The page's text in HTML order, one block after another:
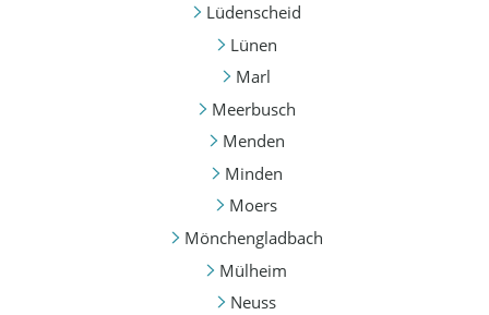
Lüdenscheid
Lünen
Marl
Meerbusch
Menden
Minden
Moers
Mönchengladbach
Mülheim
Neuss